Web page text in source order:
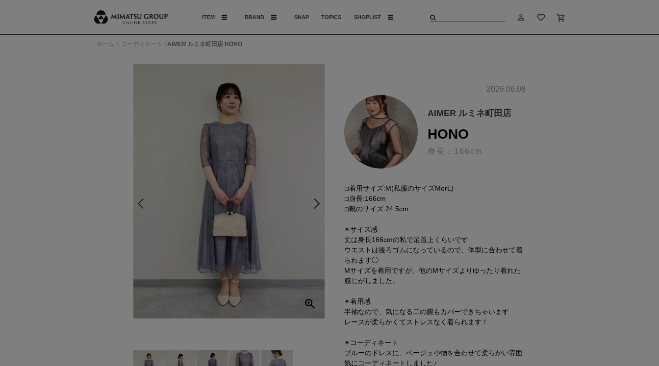
ITEM BRAND SNAP TOPICS SHOPLIST person_outline favorite_border shopping_cart
ホーム コーディネート AIMER ルミネ町田店 HONO
2026.06.08
AIMER ルミネ町田店
HONO
身長：166cm
◽︎着用サイズ:M(私服のサイズMorL)
◽︎身長:166cm
◽︎靴のサイズ:24.5cm
✴︎サイズ感
丈は身長166cmの私で足首上くらいです
ウエストは後ろゴムになっているので、体型に合わせて着
られます◯
Mサイズを着用ですが、他のMサイズよりゆったり着れた
感じがしました。
✴︎着用感
半袖なので、気になる二の腕もカバーできちゃいます
レースが柔らかくてストレスなく着られます！
✴︎コーディネート
ブルーのドレスに、ベージュ小物を合わせて柔らかい雰囲
気にコーディネートしました♪